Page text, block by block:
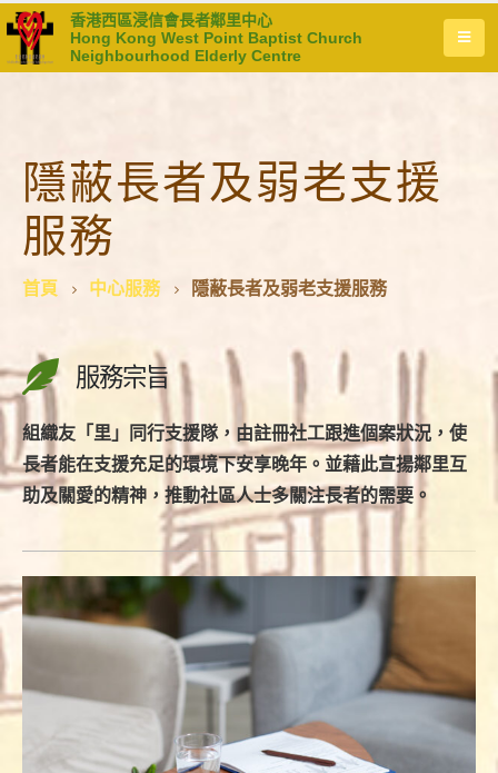
香港西區浸信會長者鄰里中心
Hong Kong West Point Baptist Church
Neighbourhood Elderly Centre
隱蔽長者及弱老支援
服務
首頁 中心服務 隱蔽長者及弱老支援服務
服務宗旨
組織友「里」同行支援隊，由註冊社工跟進個案狀況，使
長者能在支援充足的環境下安享晚年。並藉此宣揚鄰里互
助及關愛的精神，推動社區人士多關注長者的需要。